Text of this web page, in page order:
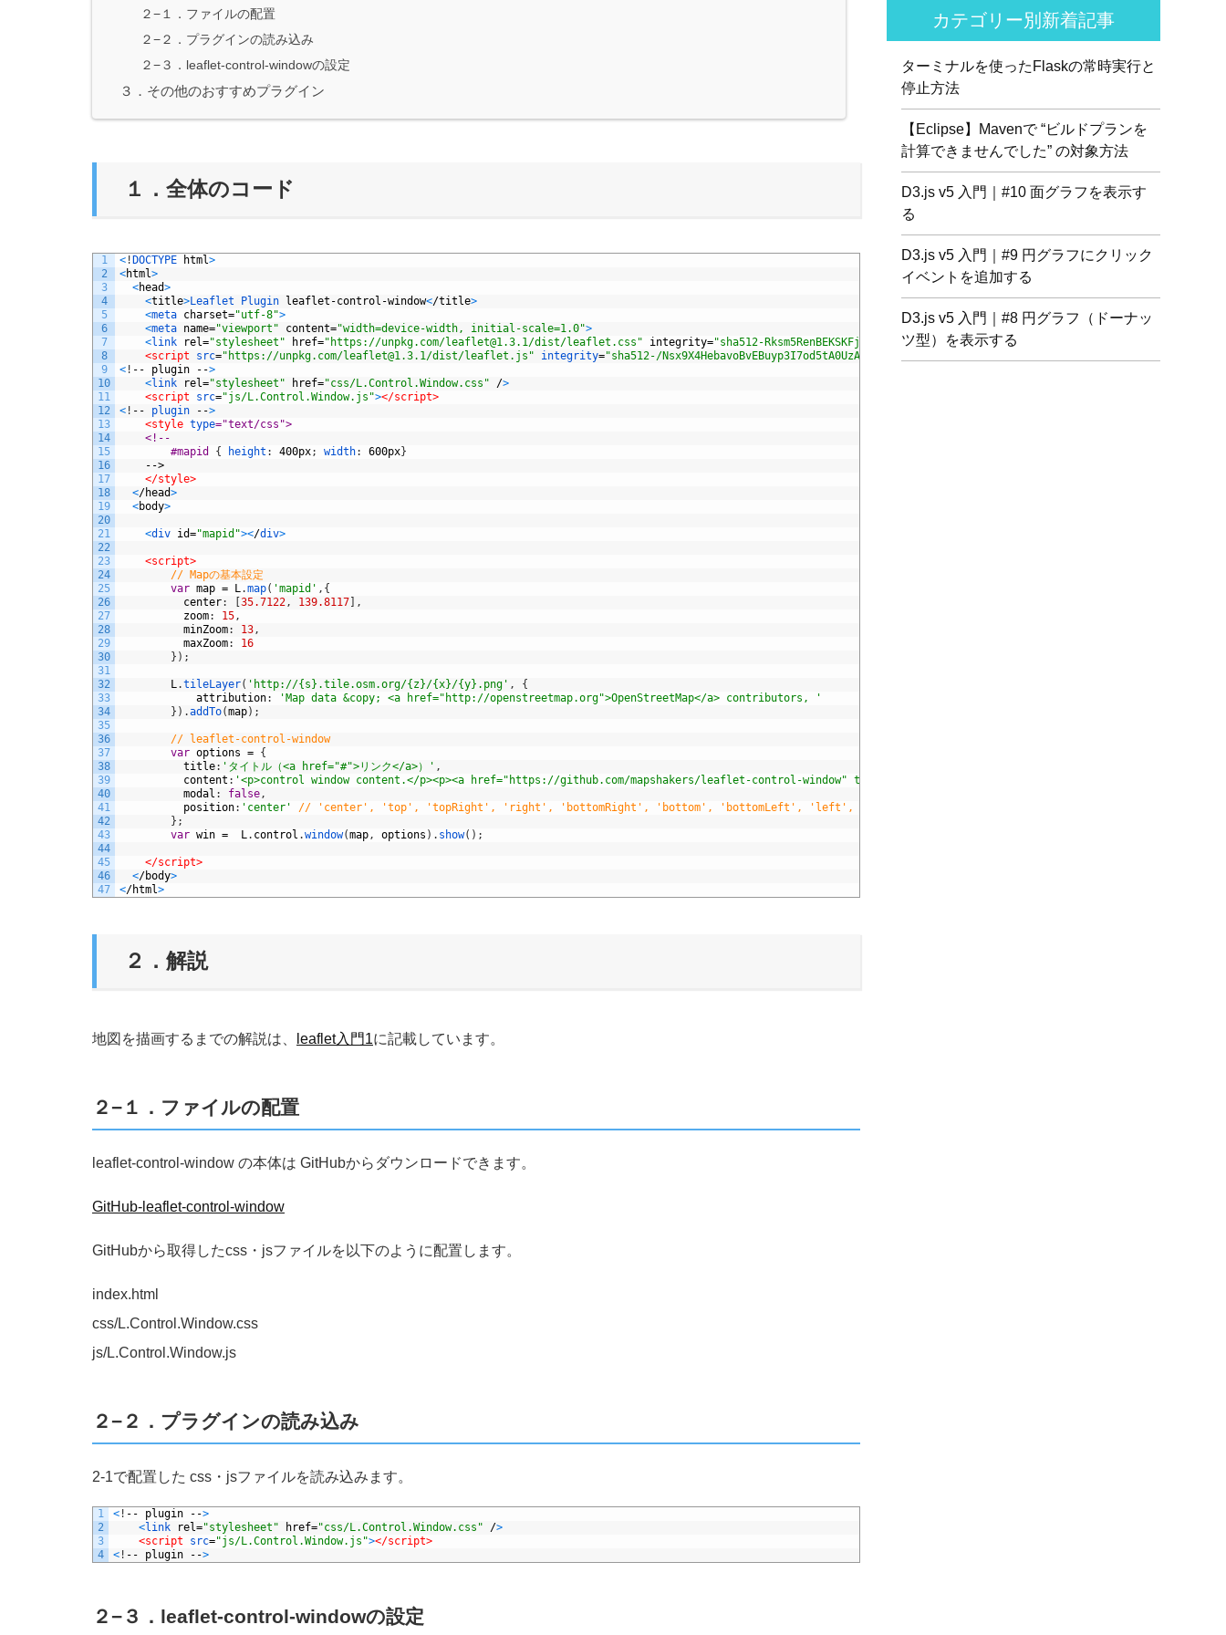
２−１．ファイルの配置
２−２．プラグインの読み込み
２−３．leaflet-control-windowの設定
３．その他のおすすめプラグイン
１．全体のコード
1
2
3
4
5
6
7
8
9
10
11
12
13
14
15
16
17
18
19
20
21
22
23
24
25
26
27
28
29
30
31
32
33
34
35
36
37
38
39
40
41
42
43
44
45
46
47
< !DOCTYPE html>
<html>
<head>
<title>Leaflet Plugin leaflet -control -window</title>
<meta charset="utf-8">
<meta name="viewport" content="width=device-width, initial-scale=1.0">
<link rel="stylesheet" href="https://unpkg.com/leaflet@1.3.1/dist/leaflet.css" integrity="sha512-
<script src="https://unpkg.com/leaflet@1.3.1/dist/leaflet.js" integrity="sha512-/Nsx9X4HebavoBvEBuyp3I7od5tA0UzAxs+j83KgC8PU0kgB4XiK4Lfe4y4cgBtaRJQEIFCW+oC506aPT2L1zw=="
< ! -- plugin -->
<link rel="stylesheet" href="css/L.Control.Window.css" />
<script src="js/L.Control.Window.js"></script>
< ! -- plugin -->
<style type="text/css">
<!--
#mapid { height : 400px; width: 600px}
-->
</style>
</head>
<body>
<div id="mapid"></div>
<script>
// Mapの基本設定
var map = L .map( 'mapid' , {
center: [35.7122 , 139.8117] ,
zoom: 15 ,
minZoom: 13 ,
maxZoom:
16
} ) ;
L .tileLayer( 'http://{s}.tile.osm.org/{z}/{x}/{y}.png' ,
{
attribution:
'Map data &copy; <a href="http://openstreetmap.org">OpenStreetMap</a> contributors, '
} ) .addTo(map) ;
// leaflet-control-window
var options = {
title: 'タイトル（<a href="#">リンク</a>）' ,
content : '<p>control window content.</p><p><a href="https://github.com/mapshakers/leaflet-control-window" target="_blank">GitHub</a></p>'
modal : false ,
position: 'center'
// 'center', 'top', 'topRight', 'right', 'bottomRight', 'bottom', 'bottomLeft', 'left', 'topLeft'
} ;
var win = L . control .window(map , options ) . show( ) ;
</script>
</body>
</html>
２．解説
地図を描画するまでの解説は、 leaflet入門1に記載しています。
２−１．ファイルの配置
leaflet-control-window の本体は GitHubからダウンロードできます。
GitHub-leaflet-control-window
GitHubから取得したcss・jsファイルを以下のように配置します。
index.html
css/L.Control.Window.css
js/L.Control.Window.js
２−２．プラグインの読み込み
2-1で配置した css・jsファイルを読み込みます。
1
2
3
4
< ! -- plugin -->
<link rel="stylesheet" href="css/L.Control.Window.css" />
<script src="js/L.Control.Window.js"></script>
< ! -- plugin -->
２−３．leaflet-control-windowの設定
カテゴリー別新着記事
ターミナルを使ったFlaskの常時実行と
停止方法
【Eclipse】Mavenで “ビルドプランを
計算できませんでした” の対象方法
D3.js v5 入門｜#10 面グラフを表示す
る
D3.js v5 入門｜#9 円グラフにクリック
イベントを追加する
D3.js v5 入門｜#8 円グラフ（ドーナッ
ツ型）を表示する